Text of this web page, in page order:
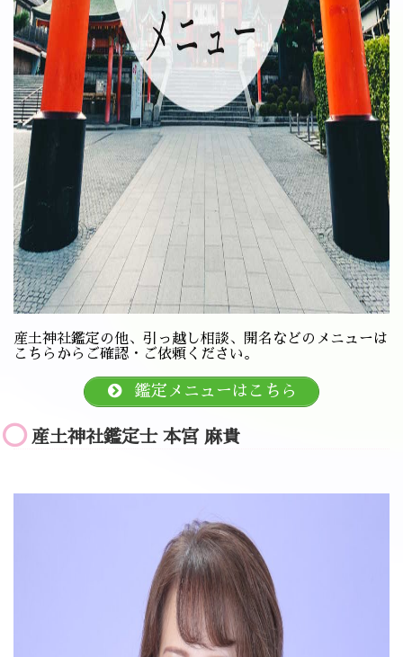
産土神社鑑定の他、引っ越し相談、開名などのメニューは
こちらからご確認・ご依頼ください。
鑑定メニューはこちら
産土神社鑑定士 本宮 麻貴